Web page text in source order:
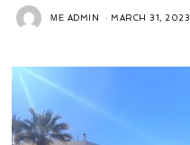
ΜΕ ADMIN MARCH 31, 2023